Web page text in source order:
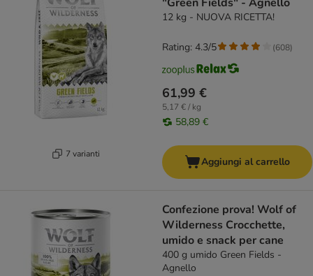
7 varianti
12 kg - NUOVA RICETTA!
61,99 €
5,17 € / kg
58,89 €
Rating: 4.3/5 (608)
Aggiungi al carrello
Confezione prova! Wolf of
Wilderness Crocchette,
umido e snack per cane
400 g umido Green Fields -
Agnello